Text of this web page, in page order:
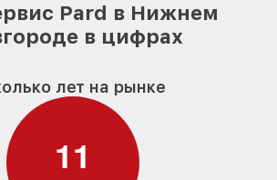
Pard в Нижнем
в цифрах
лет на рынке
11